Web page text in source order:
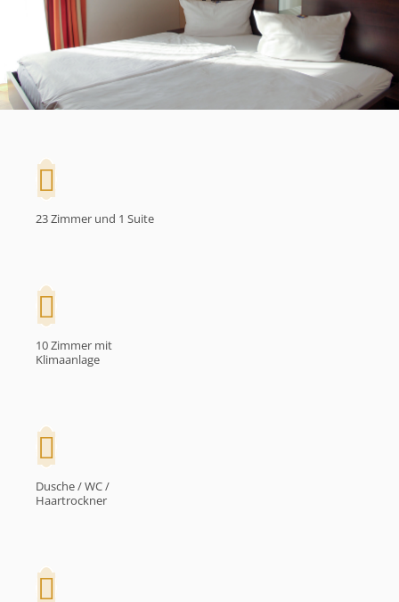
23 Zimmer und 1 Suite
10 Zimmer mit
Klimaanlage
Dusche / WC /
Haartrockner